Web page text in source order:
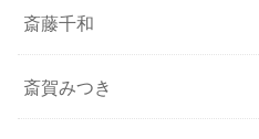
斎藤千和
斎賀みつき